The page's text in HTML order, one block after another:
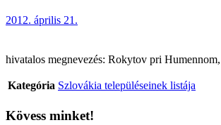
2012. április 21.
hivatalos megnevezés: Rokytov pri
Kategória Szlovákia településeinek listája
Kövess minket!